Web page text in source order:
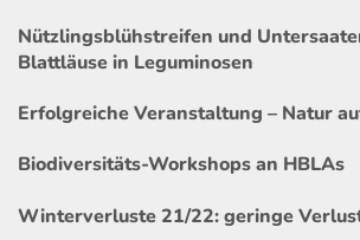
Nützlingsblühstreifen und
Blattläuse in Leguminosen
Erfolgreiche Veranstaltung – Natur
Biodiversitäts-Workshops an HBLAs
Winterverluste 21/22: geringe